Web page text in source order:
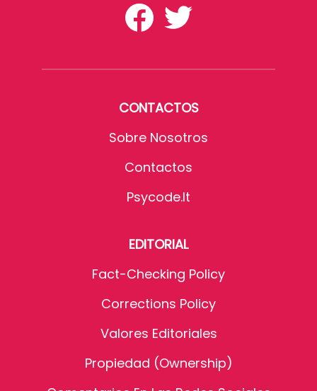
CONTACTOS
Sobre Nosotros
Contactos
Psycode.it
EDITORIAL
Fact-Checking Policy
Corrections Policy
Valores Editoriales
Propiedad (Ownership)